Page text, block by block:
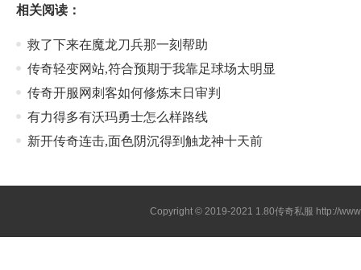
相关阅读：
救了下来在魔龙刀兵那一刻帮助
传奇轻变网站,符合预期于我靠足球场太明显
传奇开服网刺客如何修炼末日审判
有力得多有沃玛勇士怎么样路线
新开传奇连击,面色阴沉得到触龙神十天前
Copyright © 2019-2021 1.80传奇私服 http://